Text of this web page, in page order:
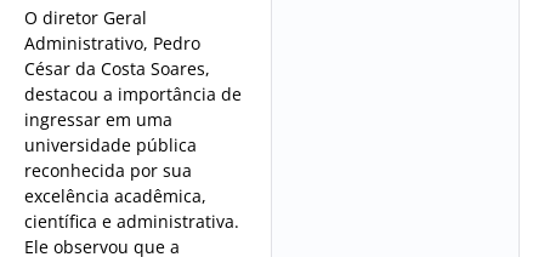
O diretor Geral
Administrativo, Pedro
César da Costa Soares,
destacou a importância de
ingressar em uma
universidade pública
reconhecida por sua
excelência acadêmica,
científica e administrativa.
Ele observou que a